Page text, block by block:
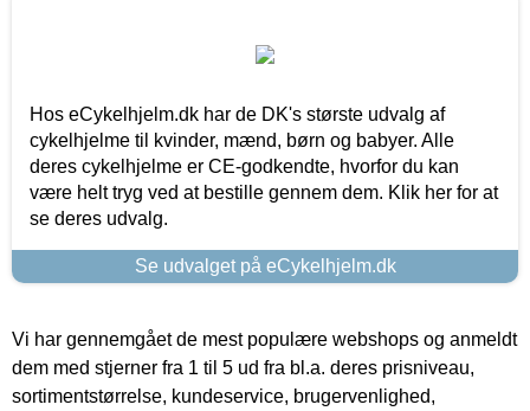
Hos eCykelhjelm.dk har de DK's største udvalg af
cykelhjelme til kvinder, mænd, børn og babyer. Alle
deres cykelhjelme er CE-godkendte, hvorfor du kan
være helt tryg ved at bestille gennem dem. Klik her for at
se deres udvalg.
Se udvalget på eCykelhjelm.dk
Vi har gennemgået de mest populære webshops og anmeldt
dem med stjerner fra 1 til 5 ud fra bl.a. deres prisniveau,
sortimentstørrelse, kundeservice, brugervenlighed,